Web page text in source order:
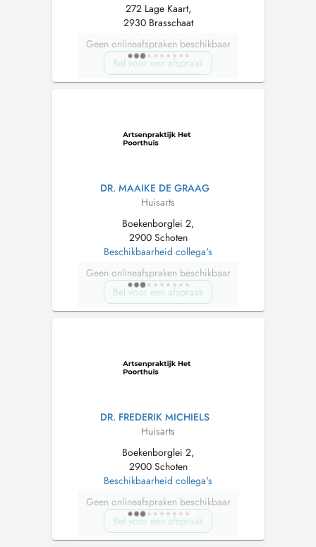
272 Lage Kaart,
2930 Brasschaat
Geen onlineafspraken beschikbaar
Bel voor een afspraak
DR. MAAIKE DE GRAAG
Huisarts
Boekenborglei 2,
2900 Schoten
Beschikbaarheid collega's
Geen onlineafspraken beschikbaar
Bel voor een afspraak
DR. FREDERIK MICHIELS
Huisarts
Boekenborglei 2,
2900 Schoten
Beschikbaarheid collega's
Geen onlineafspraken beschikbaar
Bel voor een afspraak